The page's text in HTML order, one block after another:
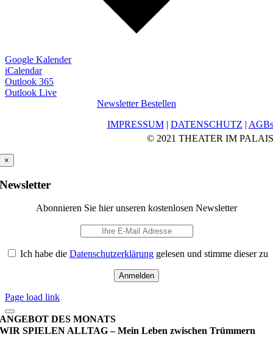
Google Kalender
iCalendar
Outlook 365
Outlook Live
Newsletter Bestellen
IMPRESSUM| DATENSCHUTZ | AGBs
© 2021 THEATER IM PALAIS
×
Newsletter
Abonnieren Sie hier unseren kostenlosen Newsletter
Ich habe die Datenschutzerklärunggelesen und stimme dieser zu
Page load link
ANGEBOT DES MONATS
WIR SPIELEN ALLTAG – Mein Leben zwischen Trümmern